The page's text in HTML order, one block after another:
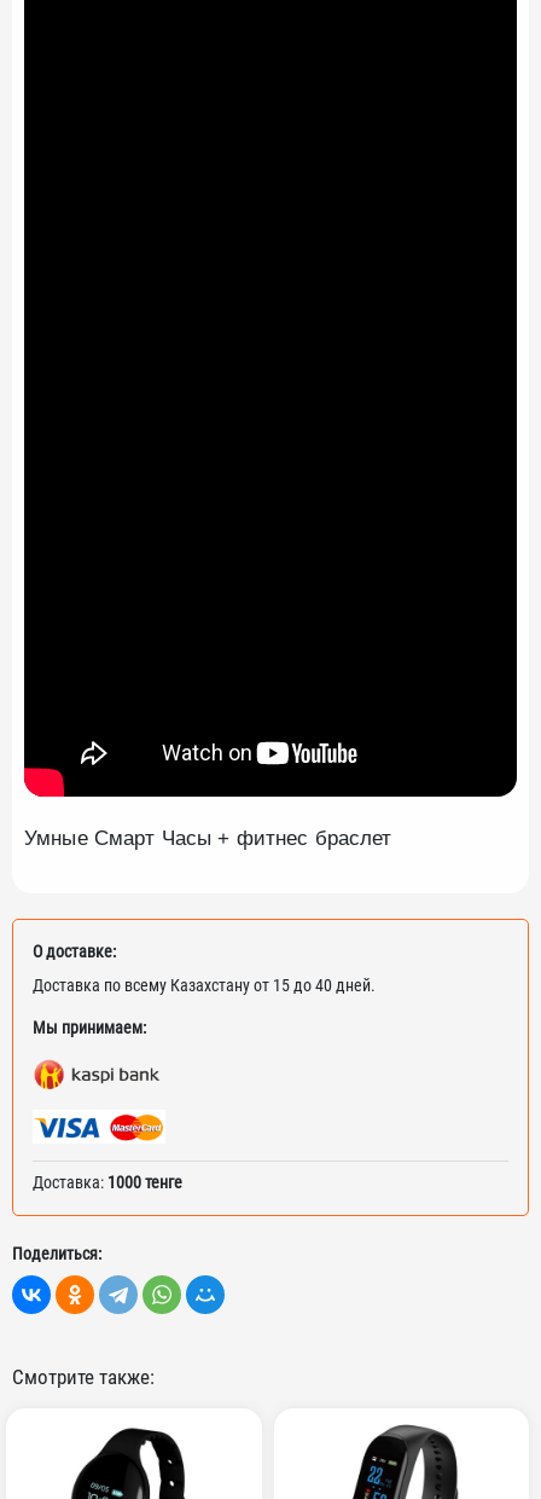
Умные Смарт Часы + фитнес браслет
О доставке:
Доставка по всему Казахстану от 15 до 40 дней.
Мы принимаем:
Доставка: 1000 тенге
Поделиться:
Смотрите также: